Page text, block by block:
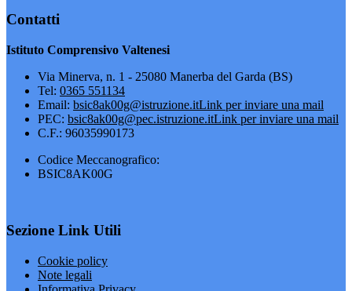
Contatti
Istituto Comprensivo Valtenesi
Via Minerva, n. 1 - 25080 Manerba del Garda (BS)
Tel: 0365 551134
Email: bsic8ak00g@istruzione.itLink per inviare una mail
PEC: bsic8ak00g@pec.istruzione.itLink per inviare una mail
C.F.: 96035990173
Codice Meccanografico:
BSIC8AK00G
Sezione Link Utili
Cookie policy
Note legali